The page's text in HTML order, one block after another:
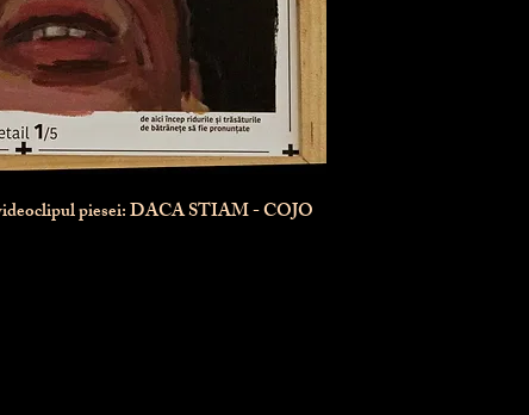
piesei: DACA STIAM - COJO